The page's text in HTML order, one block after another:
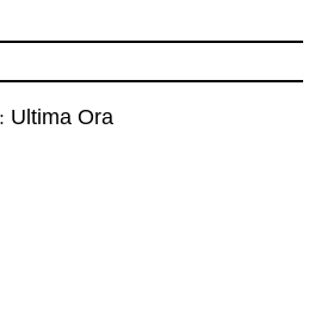
Ultima Ora